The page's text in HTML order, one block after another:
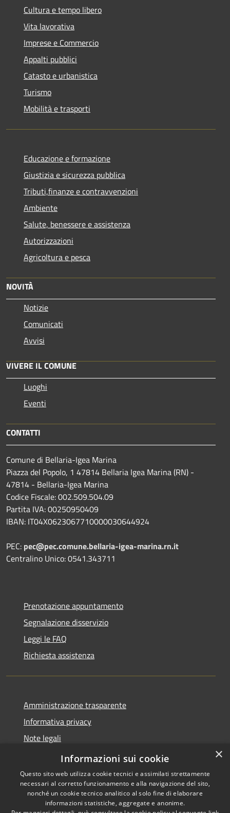
Cultura e tempo libero
Vita lavorativa
Imprese e Commercio
Appalti pubblici
Catasto e urbanistica
Turismo
Mobilità e trasporti
Educazione e formazione
Giustizia e sicurezza pubblica
Tributi,finanze e contravvenzioni
Ambiente
Salute, benessere e assistenza
Autorizzazioni
Agricoltura e pesca
NOVITÀ
Notizie
Comunicati
Avvisi
VIVERE IL COMUNE
Luoghi
Eventi
CONTATTI
Comune di Bellaria-Igea Marina
Piazza del Popolo, 1 47814 Bellaria Igea Marina (RN) -
47814 - Bellaria-Igea Marina
Codice Fiscale: 002.509.504.09
Partita IVA: 00250950409
IBAN: IT04X0623067710000030644924
PEC: pec@pec.comune.bellaria-igea-marina.rn.it
Centralino Unico: 0541.343711
Prenotazione appuntamento
Segnalazione disservizio
Leggi le FAQ
Richiesta assistenza
Amministrazione trasparente
Informativa privacy
Note legali
Dichiarazione di accessibilità
Copyright © 2026 • Comune di
×
Informazioni sui cookie
Questo sito web utilizza cookie tecnici e assimilati strettamente
necessari al corretto funzionamento e alla navigazione del sito,
nonché un cookie tecnico analitico al solo fine di elaborare
informazioni statistiche, aggregate e anonime.